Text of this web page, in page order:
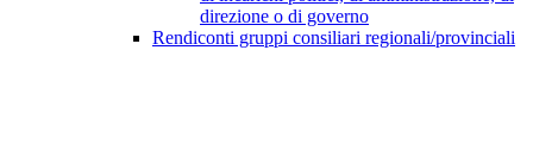
direzione o di governo
Rendiconti gruppi consiliari regionali/provinciali